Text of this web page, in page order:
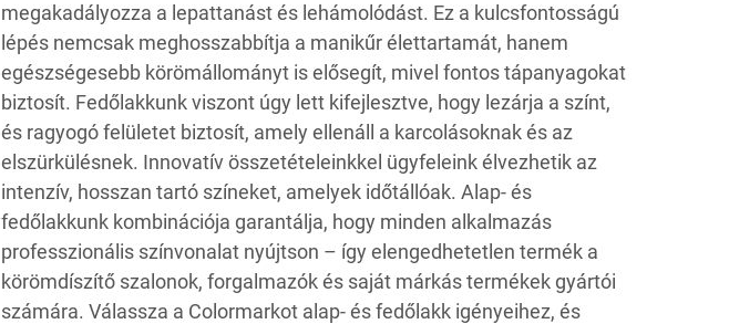
megakadályozza a lepattanást és lehámolódást. Ez a kulcsfontosságú
lépés nemcsak meghosszabbítja a manikűr élettartamát, hanem
egészségesebb körömállományt is elősegít, mivel fontos tápanyagokat
biztosít. Fedőlakkunk viszont úgy lett kifejlesztve, hogy lezárja a színt,
és ragyogó felületet biztosít, amely ellenáll a karcolásoknak és az
elszürkülésnek. Innovatív összetételeinkkel ügyfeleink élvezhetik az
intenzív, hosszan tartó színeket, amelyek időtállóak. Alap- és
fedőlakkunk kombinációja garantálja, hogy minden alkalmazás
professzionális színvonalat nyújtson – így elengedhetetlen termék a
körömdíszítő szalonok, forgalmazók és saját márkás termékek gyártói
számára. Válassza a Colormarkot alap- és fedőlakk igényeihez, és